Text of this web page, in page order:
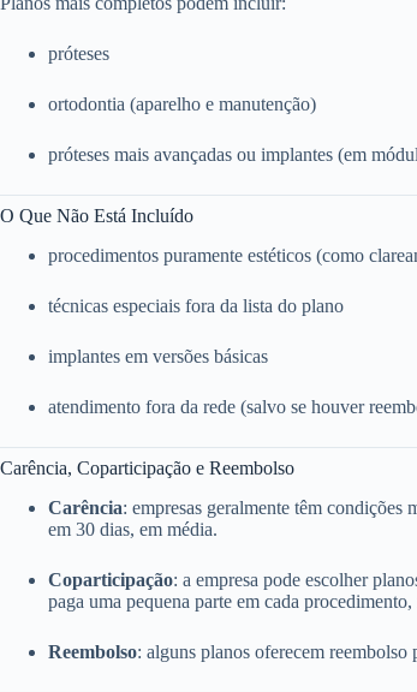
próteses
ortodontia (aparelho e manutenção)
próteses mais avançadas ou implantes (em
O Que Não Está Incluído
procedimentos puramente estéticos (como
técnicas especiais fora da lista do plano
implantes em versões básicas
atendimento fora da rede (salvo se houver
Carência, Coparticipação e Reembolso
Carência: empresas geralmente têm condições
em 30 dias, em média.
Coparticipação: a empresa pode escolher
paga uma pequena parte em cada
Reembolso: alguns planos oferecem reembolso